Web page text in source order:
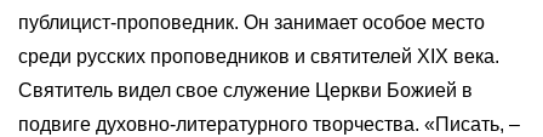
публицист-проповедник. Он занимает особое место
среди русских проповедников и святителей XIX века.
Святитель видел свое служение Церкви Божией в
подвиге духовно-литературного творчества. «Писать, –